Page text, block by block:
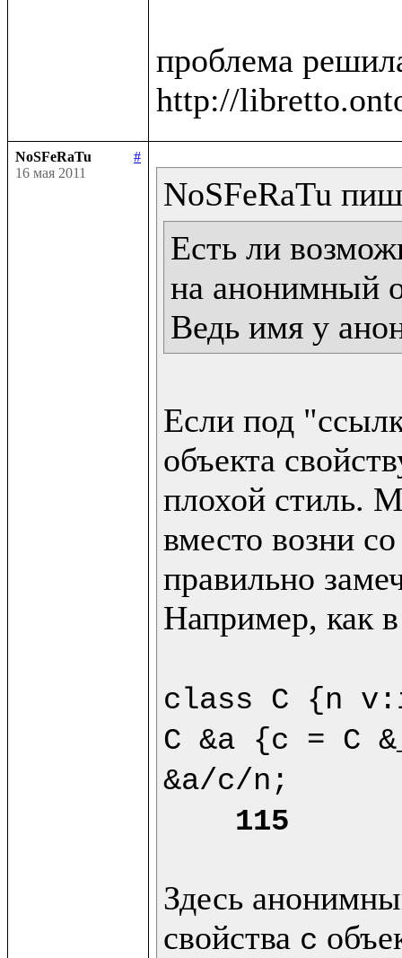
проблема
NoSFeRaTu
#
16 мая 2011
Есть ли
на анонимный
Ведь имя у
Если под
объекта
плохой стиль.
вместо возни
правильно
Например, как
class C {n
C &a {c = C
&a/c/n;
115
Здесь
свойства c